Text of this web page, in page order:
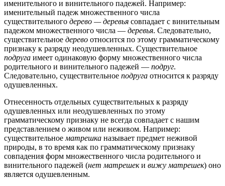
именительного и винительного падежей. Например:
именительный падеж множественного числа
существительного дерево — деревья совпадает с винительным
падежом множественного числа — деревья. Следовательно,
существительное дерево относится по этому грамматическому
признаку к разряду неодушевленных. Существительное
подруга имеет одинаковую форму множественного числа
родительного и винительного падежей — подруг.
Следовательно, существительное подруга относится к разряду
одушевленных.
Отнесенность отдельных существительных к разряду
одушевленных или неодушевленных по этому
грамматическому признаку не всегда совпадает с нашим
представлением о живом или неживом. Например:
существительное матрешка называет предмет неживой
природы, в то время как по грамматическому признаку
совпадения форм множественного числа родительного и
винительного падежей (нет матрешеки вижу матрешек) оно
является одушевленным.